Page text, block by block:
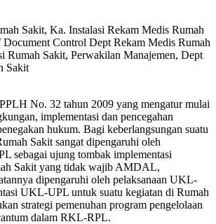
Sakit, Ka. Instalasi Rekam Medis Rumah
Control Dept Rekam Medis Rumah
Rumah Sakit, Perwakilan Manajemen, Dept
Sakit
No. 32 tahun 2009 yang mengatur mulai
implementasi dan pencegahan
hukum. Bagi keberlangsungan suatu
Sakit sangat dipengaruhi oleh
sebagai ujung tombak implementasi
Sakit yang tidak wajib AMDAL,
dipengaruhi oleh pelaksanaan UKL-
UKL-UPL untuk suatu kegiatan di Rumah
strategi pemenuhan program pengelolaan
dalam RKL-RPL.